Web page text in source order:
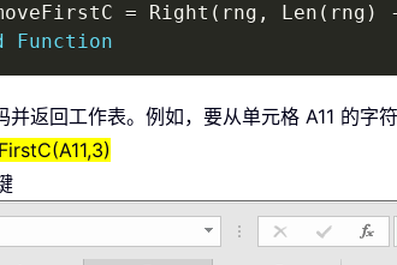
= Right ( rng , Len ( rng ) -
Function
并返回工作表。例如，要从单元格 A11 的字